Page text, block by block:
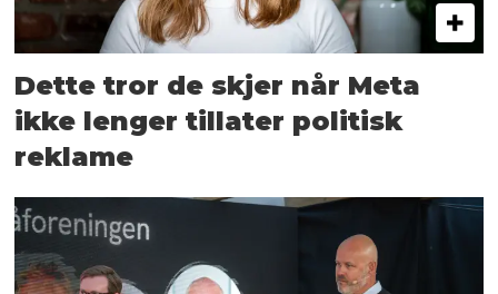
Dette tror de skjer når Meta
ikke lenger tillater politisk
reklame